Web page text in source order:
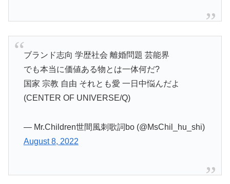
ブランド志向 学歴社会 離婚問題 芸能界
でも本当に価値ある物とは一体何だ?
国家 宗教 自由 それとも愛 一日中悩んだよ
(CENTER OF UNIVERSE/Q)
— Mr.Children世間風刺歌詞bo (@MsChil_hu_shi)
August 8, 2022